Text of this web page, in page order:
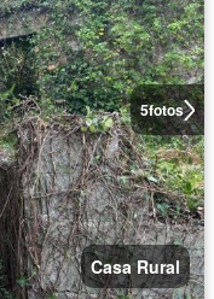
5fotos
Casa Rural